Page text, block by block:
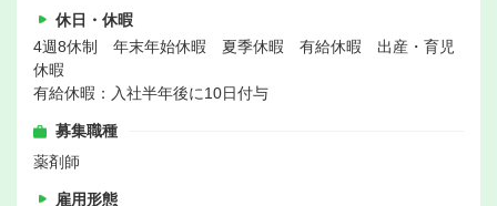
休日・休暇
4週8休制 年末年始休暇 夏季休暇 有給休暇 出産・育児
休暇
有給休暇：入社半年後に10日付与
募集職種
薬剤師
雇用形態